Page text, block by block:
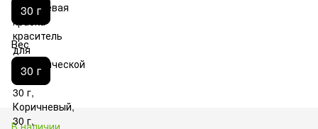
30 г
Вес
30 г
В наличии